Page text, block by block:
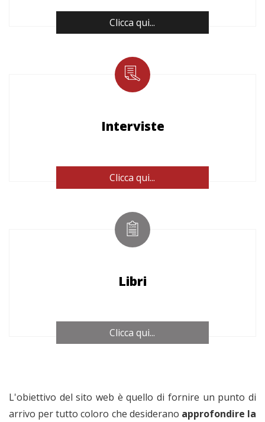
Clicca qui...
Interviste
Clicca qui...
Libri
Clicca qui...
L'obiettivo del sito web è quello di fornire un punto di
arrivo per tutto coloro che desiderano approfondire la